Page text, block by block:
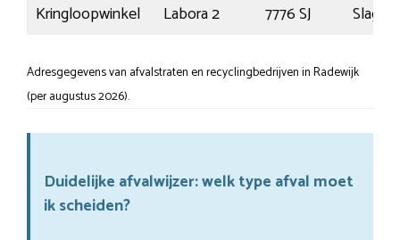
Kringloopwinkel
Labora 2 7776 SJ
Adresgegevens van afvalstraten en recyclingbedrijven in Radewijk
(per augustus 2026).
Duidelijke afvalwijzer: welk type afval moet
ik scheiden?